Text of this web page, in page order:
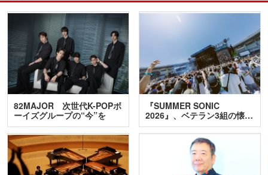
82MAJOR 次世代K-POPボ
ーイズグループの“今”を
訊…
『SUMMER SONIC
2026』、ベテラン3組の懐…